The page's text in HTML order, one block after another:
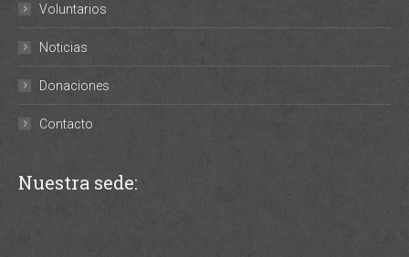
Voluntarios
Noticias
Donaciones
Contacto
Nuestra sede: